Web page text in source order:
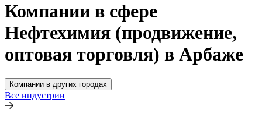
Компании в сфере
Нефтехимия (продвижение,
оптовая торговля) в Арбаже
Компании в других городах
Все индустрии